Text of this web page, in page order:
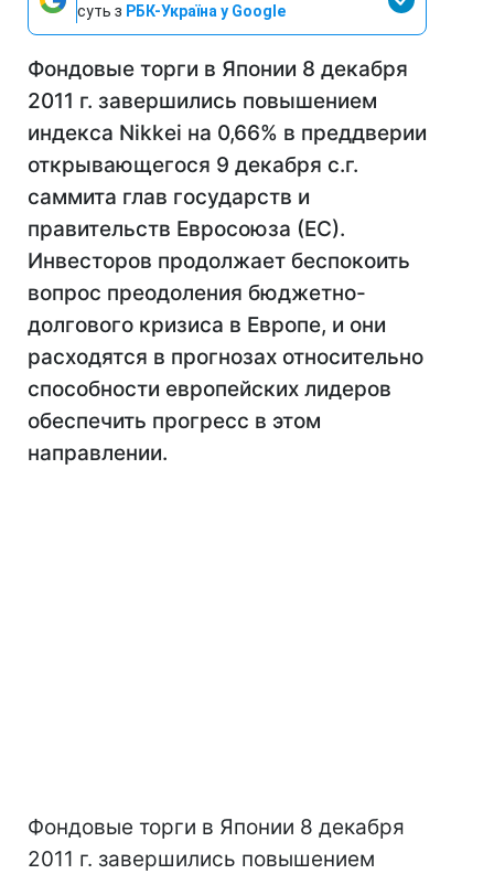
суть з РБК-Україна у Google
Фондовые торги в Японии 8 декабря
2011 г. завершились повышением
индекса Nikkei на 0,66% в преддверии
открывающегося 9 декабря с.г.
саммита глав государств и
правительств Евросоюза (ЕС).
Инвесторов продолжает беспокоить
вопрос преодоления бюджетно-
долгового кризиса в Европе, и они
расходятся в прогнозах относительно
способности европейских лидеров
обеспечить прогресс в этом
направлении.
Фондовые торги в Японии 8 декабря
2011 г. завершились повышением